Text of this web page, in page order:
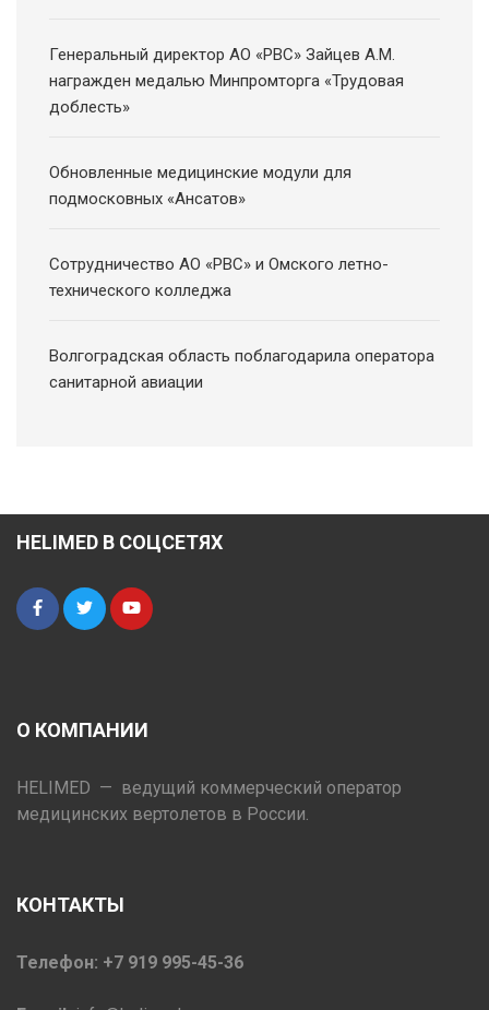
Генеральный директор АО «РВС» Зайцев А.М.
награжден медалью Минпромторга «Трудовая
доблесть»
Обновленные медицинские модули для
подмосковных «Ансатов»
Сотрудничество АО «РВС» и Омского летно-
технического колледжа
Волгоградская область поблагодарила оператора
санитарной авиации
HELIMED В СОЦСЕТЯХ
О КОМПАНИИ
HELIMED — ведущий коммерческий оператор
медицинских вертолетов в России.
КОНТАКТЫ
Телефон: +7 919 995-45-36